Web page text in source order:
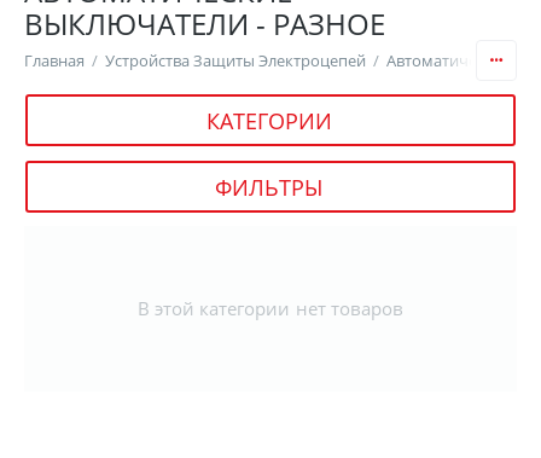
ВЫКЛЮЧАТЕЛИ - РАЗНОЕ
Главная / Устройства Защиты Электроцепей / Автоматические
КАТЕГОРИИ
ФИЛЬТРЫ
В этой категории нет товаров